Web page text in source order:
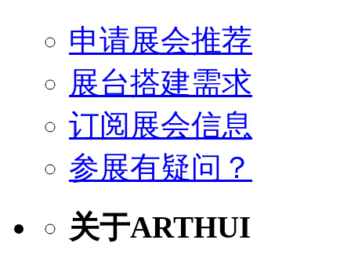
申请展会推荐
展台搭建需求
订阅展会信息
参展有疑问？
关于ARTHUI